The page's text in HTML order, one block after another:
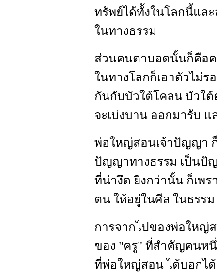
ทรัพย์ได้ทั้งในโลกนี้แล
ในทางธรรม
ส่วนคนตาบอดนั้นก็คือ
ในทางโลกก็เอาตัวไม่ร
กันกับบัวใต้โคลน บัวใ
จะเบ่งบาน ออกมารับ
พ่อใหญ่สอนเจ้าปัญญา
ปัญญาทางธรรม เป็นปั
ที่น่างึด ยิ่งกว่านั้น ก็เพ
ตน ให้อยู่ในศีล ในธรร
การจากไปของพ่อใหญ่
ของ "ครู" ที่สำคัญคนหนึ่
ที่พ่อใหญ่สอน ได้บอกไ